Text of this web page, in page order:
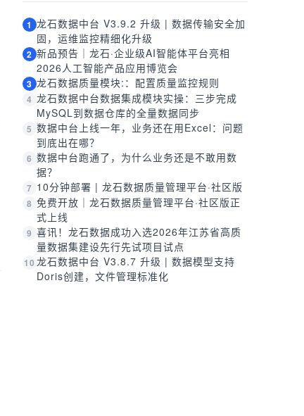
1 龙石数据中台 V3.9.2 升级 | 数据传输安全加
固，运维监控精细化升级
2 新品预告｜龙石·企业级AI智能体平台亮相
2026人工智能产品应用博览会
3 龙石数据质量模块:：配置质量监控规则
4 龙石数据中台数据集成模块实操：三步完成
MySQL到数据仓库的全量数据同步
5 数据中台上线一年，业务还在用Excel：问题
到底出在哪？
6 数据中台跑通了，为什么业务还是不敢用数
据？
7 10分钟部署 | 龙石数据质量管理平台·社区版
8 免费开放｜龙石数据质量管理平台·社区版正
式上线
9 喜讯！龙石数据成功入选2026年江苏省高质
量数据集建设先行先试项目试点
10 龙石数据中台 V3.8.7 升级 | 数据模型支持
Doris创建，文件管理标准化